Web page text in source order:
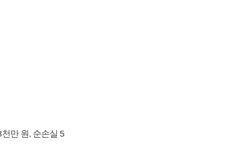
만 원, 순손실 5